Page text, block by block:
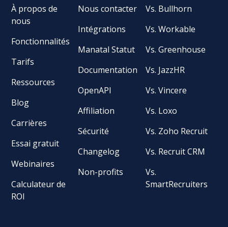
À propos de
nous
Fonctionnalités
Tarifs
Ressources
Blog
Carrières
Essai gratuit
Webinaires
Calculateur de
ROI
Nous contacter
Intégrations
Manatal Statut
Documentation
OpenAPI
Affiliation
Sécurité
Changelog
Non-profits
Vs. Bullhorn
Vs. Workable
Vs. Greenhouse
Vs. JazzHR
Vs. Vincere
Vs. Loxo
Vs. Zoho Recruit
Vs. Recruit CRM
Vs.
SmartRecruiters